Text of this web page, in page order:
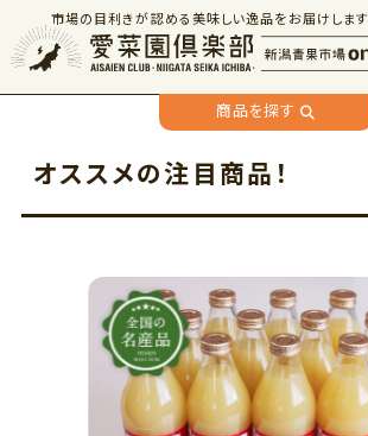
市場の目利きが認める美味しい逸品をお届けします
商品を探す
オススメの注目商品！